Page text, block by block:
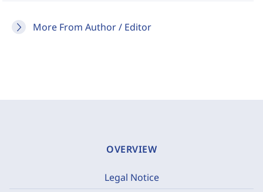
More From Author / Editor
OVERVIEW
Legal Notice